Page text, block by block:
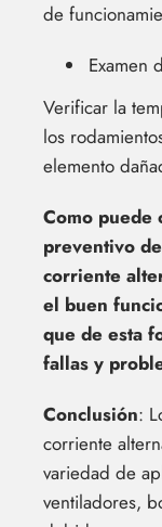
de
Examen
Verificar la
los
elemento
Como puede
preventivo
corriente
el buen
que de esta
fallas y
Conclusión:
corriente
variedad de
ventiladores,